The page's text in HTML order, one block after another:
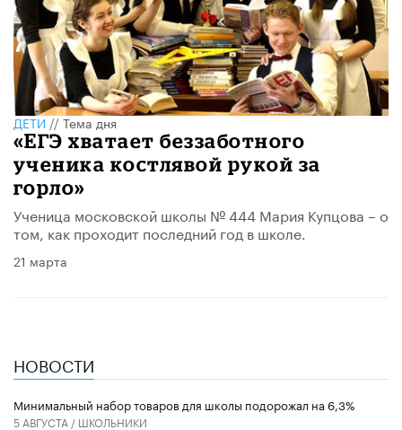
ДЕТИ//Тема дня
«ЕГЭ хватает беззаботного
ученика костлявой рукой за
горло»
Ученица московской школы № 444 Мария Купцова – о
том, как проходит последний год в школе.
21 марта
НОВОСТИ
Минимальный набор товаров для школы подорожал на 6,3%
5 АВГУСТА / ШКОЛЬНИКИ